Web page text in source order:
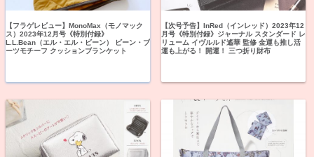
【フラゲレビュー】MonoMax（モノマック
ス）2023年12月号《特別付録》
L.L.Bean（エル・エル・ビーン） ビーン・ブ
ーツモチーフ クッションブランケット
【次号予告】InRed（インレッド）2023年12
月号《特別付録》ジャーナル スタンダード レ
リューム イヴルルド遙華 監修 金運も推し活
運も上がる！ 開運！ 三つ折り財布